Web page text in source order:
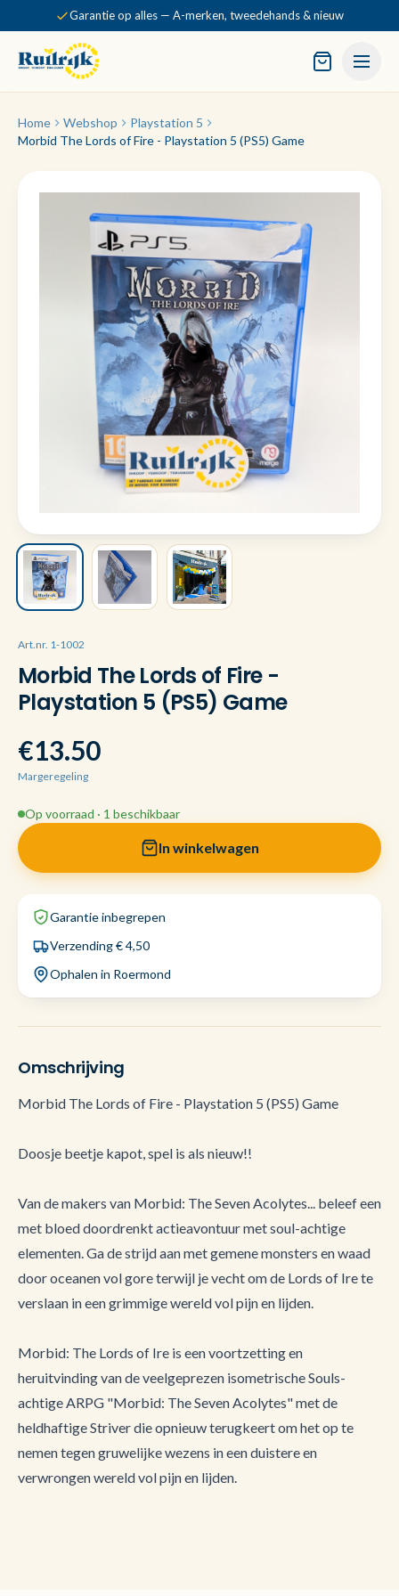
Garantie op alles — A-merken, tweedehands & nieuw
Home Webshop
Playstation 5
Morbid The Lords of Fire - Playstation 5 (PS5) Game
Art.nr. 1-1002
Morbid The Lords of Fire -
Playstation 5 (PS5) Game
€13.50
Margeregeling
Op voorraad · 1 beschikbaar
In winkelwagen
Garantie inbegrepen
Verzending € 4,50
Ophalen in Roermond
Omschrijving
Morbid The Lords of Fire - Playstation 5 (PS5) Game
Doosje beetje kapot, spel is als nieuw!!
Van de makers van Morbid: The Seven Acolytes... beleef een
met bloed doordrenkt actieavontuur met soul-achtige
elementen. Ga de strijd aan met gemene monsters en waad
door oceanen vol gore terwijl je vecht om de Lords of Ire te
verslaan in een grimmige wereld vol pijn en lijden.
Morbid: The Lords of Ire is een voortzetting en
heruitvinding van de veelgeprezen isometrische Souls-
achtige ARPG "Morbid: The Seven Acolytes" met de
heldhaftige Striver die opnieuw terugkeert om het op te
nemen tegen gruwelijke wezens in een duistere en
verwrongen wereld vol pijn en lijden.